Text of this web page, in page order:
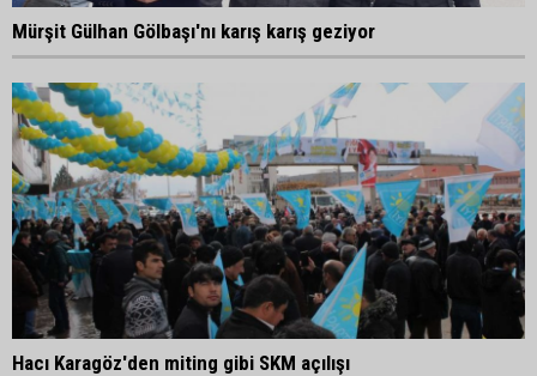
Mürşit Gülhan Gölbaşı'nı karış karış geziyor
Hacı Karagöz'den miting gibi SKM açılışı